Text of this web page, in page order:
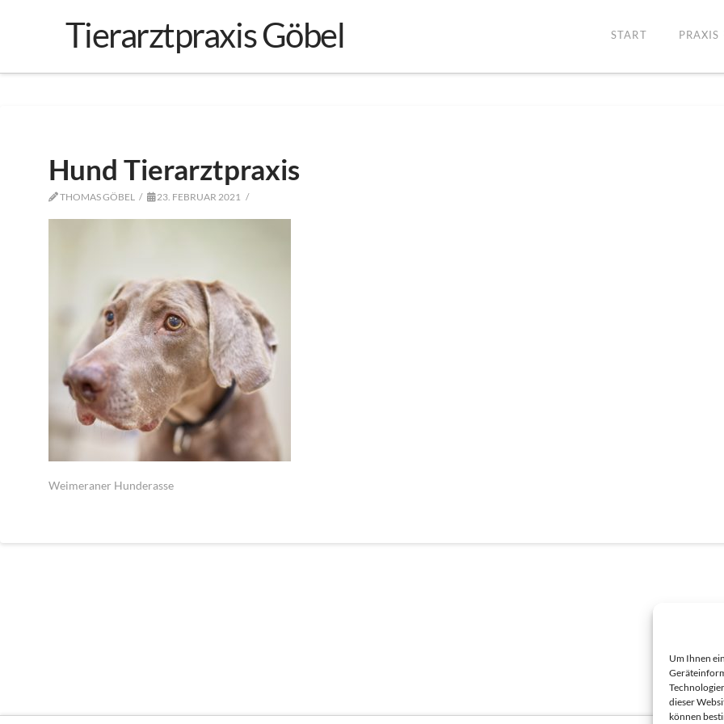
Um Ihnen
dieser
können
Tierarztpraxis Göbel START PRAXIS
Hund Tierarztpraxis
THOMAS GÖBEL 23. FEBRUAR 2021
Weimeraner Hunderasse